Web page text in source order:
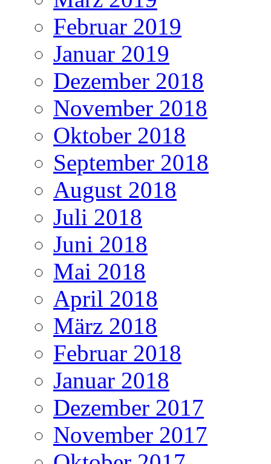
Februar 2019
Januar 2019
Dezember 2018
November 2018
Oktober 2018
September 2018
August 2018
Juli 2018
Juni 2018
Mai 2018
April 2018
März 2018
Februar 2018
Januar 2018
Dezember 2017
November 2017